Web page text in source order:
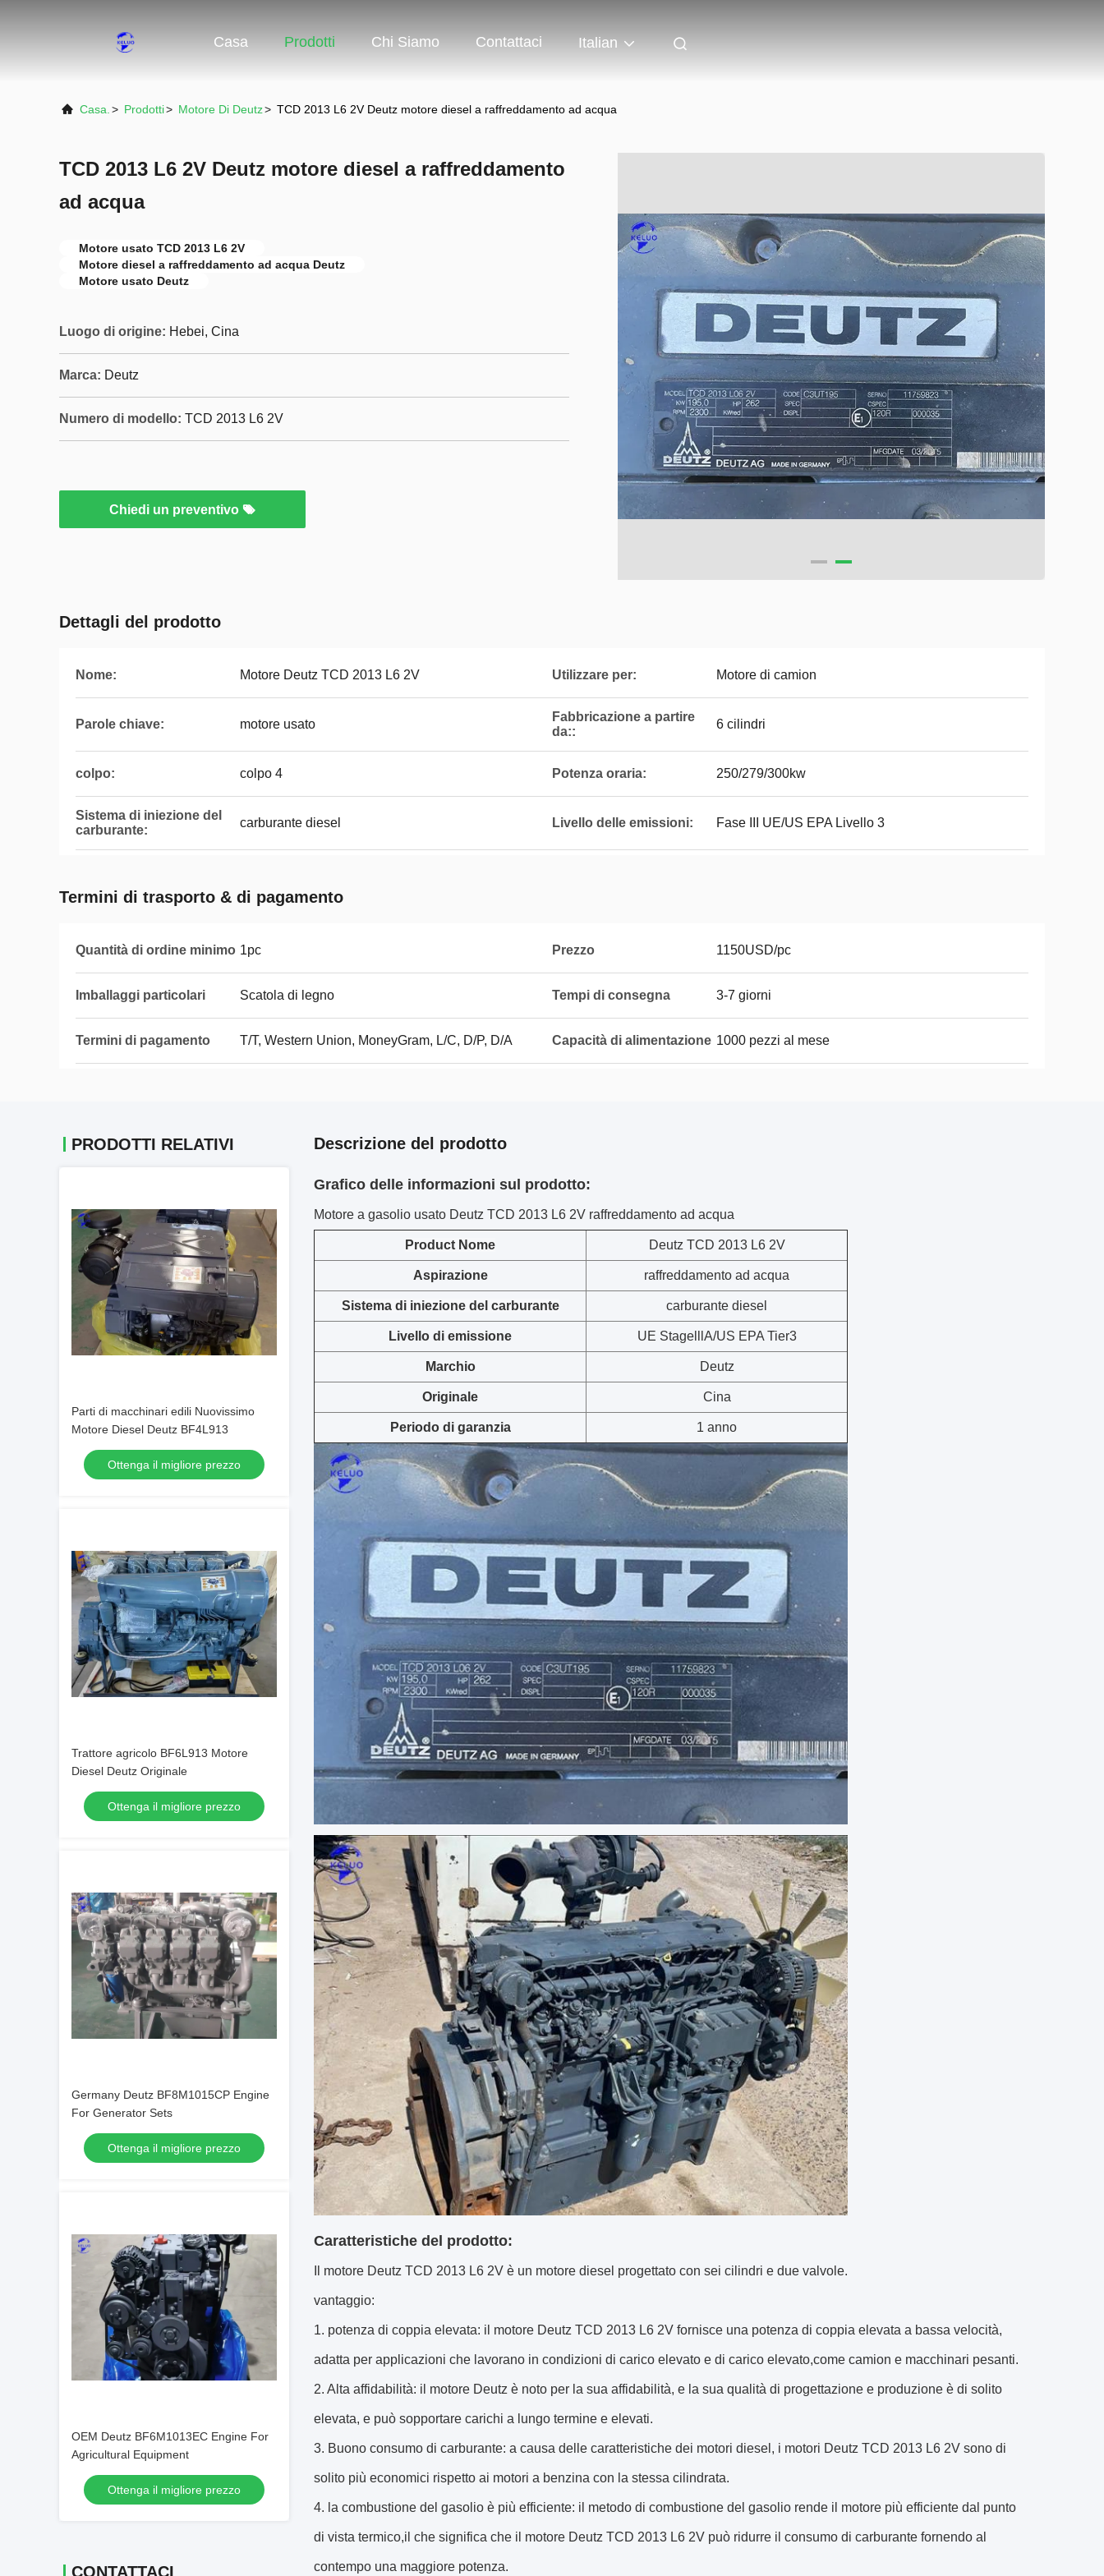
Casa Prodotti Chi Siamo Contattaci Italian
Casa. > Prodotti> Motore Di Deutz> TCD 2013 L6 2V Deutz motore diesel a raffreddamento ad acqua
TCD 2013 L6 2V Deutz motore diesel a raffreddamento
ad acqua
Motore usato TCD 2013 L6 2V
Motore diesel a raffreddamento ad acqua Deutz
Motore usato Deutz
Luogo di origine: Hebei, Cina
Marca: Deutz
Numero di modello: TCD 2013 L6 2V
Chiedi un preventivo
Dettagli del prodotto
Nome: Motore Deutz TCD 2013 L6 2V Utilizzare per: Motore di camion
Parole chiave: motore usato
Fabbricazione a partire
da::
6 cilindri
colpo: colpo 4 Potenza oraria: 250/279/300kw
Sistema di iniezione del
carburante:
carburante diesel Livello delle emissioni: Fase III UE/US EPA Livello 3
Termini di trasporto & di pagamento
Quantità di ordine minimo 1pc Prezzo 1150USD/pc
Imballaggi particolari Scatola di legno Tempi di consegna 3-7 giorni
Termini di pagamento T/T, Western Union, MoneyGram, L/C, D/P, D/A Capacità di alimentazione 1000 pezzi al mese
PRODOTTI RELATIVI
Parti di macchinari edili Nuovissimo
Motore Diesel Deutz BF4L913
Ottenga il migliore prezzo
Trattore agricolo BF6L913 Motore
Diesel Deutz Originale
Ottenga il migliore prezzo
Germany Deutz BF8M1015CP Engine
For Generator Sets
Ottenga il migliore prezzo
OEM Deutz BF6M1013EC Engine For
Agricultural Equipment
Ottenga il migliore prezzo
CONTATTACI
Descrizione del prodotto
Grafico delle informazioni sul prodotto:
Motore a gasolio usato Deutz TCD 2013 L6 2V raffreddamento ad acqua
Prod uct Nome Deutz TCD 2013 L6 2V
Aspirazione raffreddamento ad acqua
Sistema di iniezione del carburante carburante diesel
Livello di emissione UE StagelllA/US EPA Tier3
Marchio Deutz
Originale Cina
Periodo di garanzia 1 anno
Caratteristiche del prodotto:
Il motore Deutz TCD 2013 L6 2V è un motore diesel progettato con sei cilindri e due valvole.
vantaggio:
1. potenza di coppia elevata: il motore Deutz TCD 2013 L6 2V fornisce una potenza di coppia elevata a bassa velocità,
adatta per applicazioni che lavorano in condizioni di carico elevato e di carico elevato,come camion e macchinari pesanti.
2. Alta affidabilità: il motore Deutz è noto per la sua affidabilità, e la sua qualità di progettazione e produzione è di solito
elevata, e può sopportare carichi a lungo termine e elevati.
3. Buono consumo di carburante: a causa delle caratteristiche dei motori diesel, i motori Deutz TCD 2013 L6 2V sono di
solito più economici rispetto ai motori a benzina con la stessa cilindrata.
4. la combustione del gasolio è più efficiente: il metodo di combustione del gasolio rende il motore più efficiente dal punto
di vista termico,il che significa che il motore Deutz TCD 2013 L6 2V può ridurre il consumo di carburante fornendo al
contempo una maggiore potenza.